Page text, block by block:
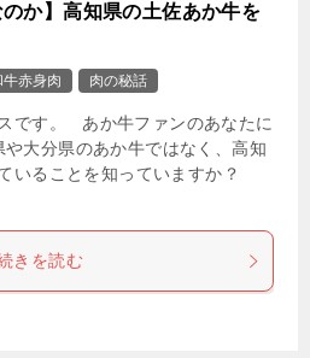
のか】高知県の土佐あか牛を
牛赤身肉 肉の秘話
です。 あか牛ファンのあなたに
大分県のあか牛ではなく、高知
いることを知っていますか？
きを読む